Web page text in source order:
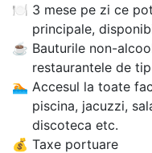
🍽 3 mese pe zi ce
principale,
☕ Bauturile non-
restaurantele de
🏊‍ Accesul la toate
piscina, jacuzzi,
discoteca etc.
💰 Taxe portuare